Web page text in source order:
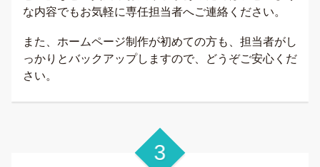
な内容でもお気軽に専任担当者へご連絡ください。
また、ホームページ制作が初めての方も、担当者がし
っかりとバックアップしますので、どうぞご安心くだ
さい。